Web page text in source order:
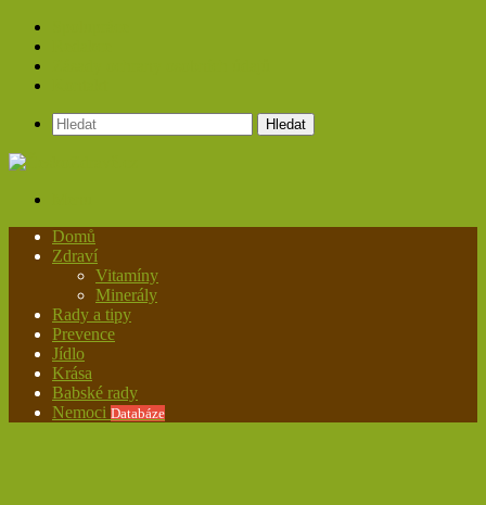
Hledat
Domů
Zdraví
Vitamíny
Minerály
Rady a tipy
Prevence
Jídlo
Krása
Babské rady
Nemoci Databáze